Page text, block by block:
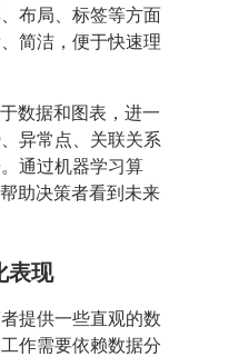
布局、标签等方面
简洁，便于快速理
数据和图表，进一
异常点、关联关系
通过机器学习算
助决策者看到未来
表现
提供一些直观的数
作需要依赖数据分